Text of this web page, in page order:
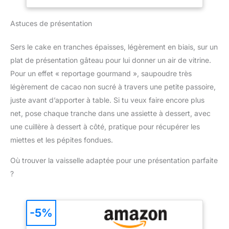
lave-vaisselle La tête
coudée sera très utile
pour les pâtes les plus
denses. Vous pouvez
utiliser la spatule pour
mélanger, racler ou
pâtisser. Manche
prise en main
confortable. L’extrémité
dispose d’une boucle
manche ne résiste pas à
ergonomique et bouton
changement rapide des
accessoires. Compact et
pratique pour un usage
quotidien : Léger, doté
d'un design compact, ce
mixeur est facile à ranger
et parfait pour toutes vos
tâches de cuisine.
Astuces de présentation
Sers le cake en tranches épaisses, légèrement en biais, sur un
plat de présentation gâteau pour lui donner un air de vitrine.
Pour un effet « reportage gourmand », saupoudre très
légèrement de cacao non sucré à travers une petite passoire,
juste avant d’apporter à table. Si tu veux faire encore plus
net, pose chaque tranche dans une assiette à dessert, avec
une cuillère à dessert à côté, pratique pour récupérer les
miettes et les pépites fondues.
Où trouver la vaisselle adaptée pour une présentation parfaite
?
-5%